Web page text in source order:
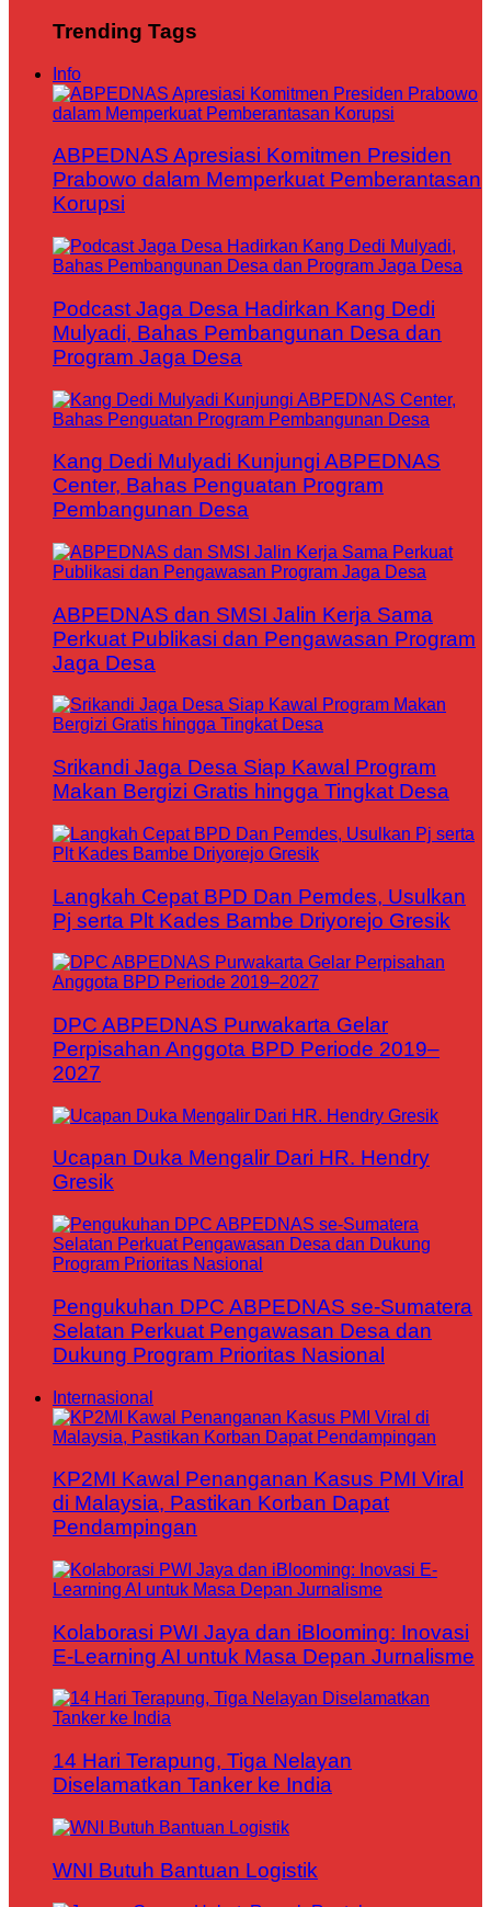
Trending Tags
Info
ABPEDNAS Apresiasi Komitmen Presiden
Prabowo dalam Memperkuat Pemberantasan
Korupsi
Podcast Jaga Desa Hadirkan Kang Dedi
Mulyadi, Bahas Pembangunan Desa dan
Program Jaga Desa
Kang Dedi Mulyadi Kunjungi ABPEDNAS
Center, Bahas Penguatan Program
Pembangunan Desa
ABPEDNAS dan SMSI Jalin Kerja Sama
Perkuat Publikasi dan Pengawasan Program
Jaga Desa
Srikandi Jaga Desa Siap Kawal Program
Makan Bergizi Gratis hingga Tingkat Desa
Langkah Cepat BPD Dan Pemdes, Usulkan
Pj serta Plt Kades Bambe Driyorejo Gresik
DPC ABPEDNAS Purwakarta Gelar
Perpisahan Anggota BPD Periode 2019–
2027
Ucapan Duka Mengalir Dari HR. Hendry
Gresik
Pengukuhan DPC ABPEDNAS se-Sumatera
Selatan Perkuat Pengawasan Desa dan
Dukung Program Prioritas Nasional
Internasional
KP2MI Kawal Penanganan Kasus PMI Viral
di Malaysia, Pastikan Korban Dapat
Pendampingan
Kolaborasi PWI Jaya dan iBlooming: Inovasi
E-Learning AI untuk Masa Depan Jurnalisme
14 Hari Terapung, Tiga Nelayan
Diselamatkan Tanker ke India
WNI Butuh Bantuan Logistik